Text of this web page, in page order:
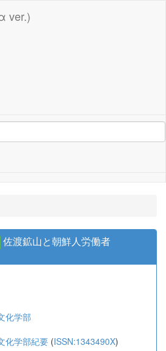
ver.)
佐渡鉱山と朝鮮人労働者
化学部
化学部紀要 (ISSN:1343490X)